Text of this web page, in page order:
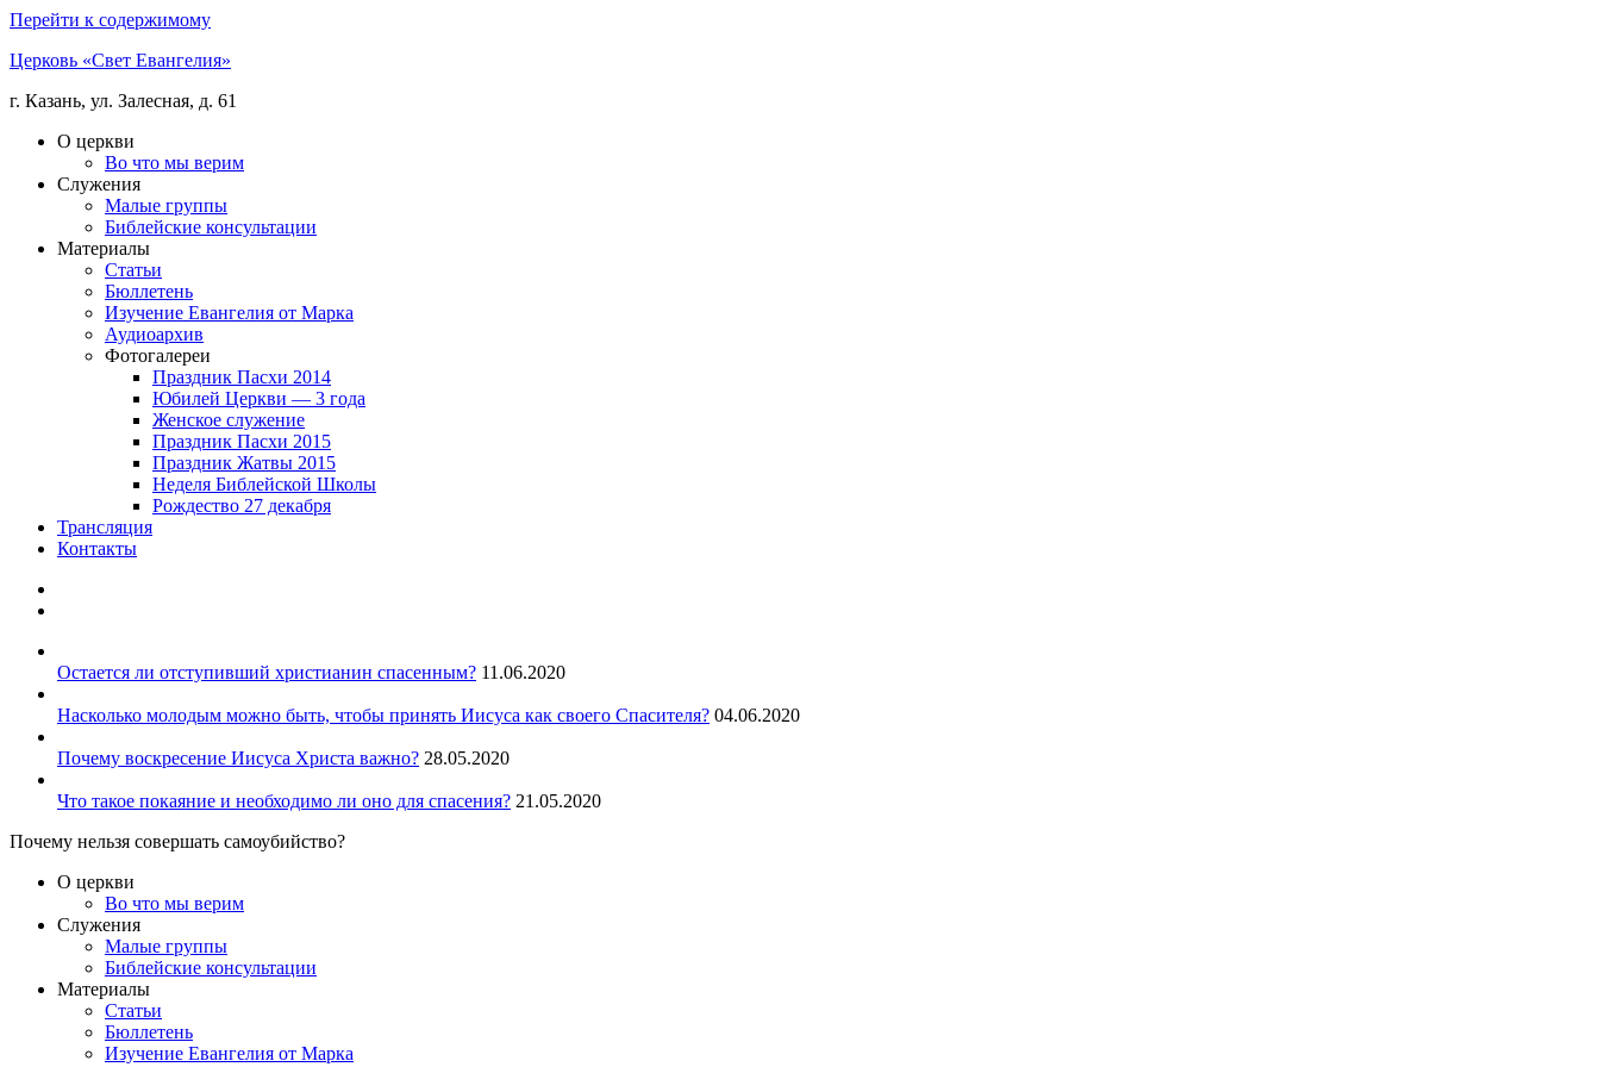
Перейти к содержимому
Церковь «Свет Евангелия»
г. Казань, ул. Залесная, д. 61
О церкви
Во что мы верим
Служения
Малые группы
Библейские консультации
Материалы
Статьи
Бюллетень
Изучение Евангелия от Марка
Аудиоархив
Фотогалереи
Праздник Пасхи 2014
Юбилей Церкви — 3 года
Женское служение
Праздник Пасхи 2015
Праздник Жатвы 2015
Неделя Библейской Школы
Рождество 27 декабря
Трансляция
Контакты
Остается ли отступивший христианин спасенным? 11.06.2020
Насколько молодым можно быть, чтобы принять Иисуса как своего Спасителя? 04.06.2020
Почему воскресение Иисуса Христа важно? 28.05.2020
Что такое покаяние и необходимо ли оно для спасения? 21.05.2020
Почему нельзя совершать самоубийство?
О церкви
Во что мы верим
Служения
Малые группы
Библейские консультации
Материалы
Статьи
Бюллетень
Изучение Евангелия от Марка